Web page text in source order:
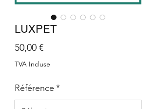
LUXPET
50,00 €Prix
TVA Incluse
Référence *